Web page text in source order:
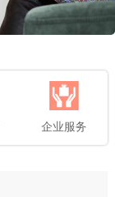
企业服务